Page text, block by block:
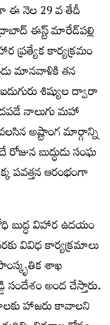
ఈ నెల 29 వ తేదీ
ఈస్ట్ మారేడ్‌పల్లి
కార్యక్రమం
మానవాళికి తన
శిష్యుల ద్వారా
నాలుగు మహా
అష్టాంగ మార్గాన్ని
బుద్ధుడు సంఘ
పవత్తన ఆరంభంగా
బుద్ధ విహార ఉదయం
వివిధ కార్యక్రమాలు
శాఖ
సందేశం అంద చేస్తారు.
హాజరు కావాలని